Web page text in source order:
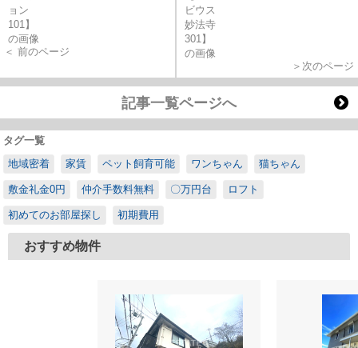
＜ 前のページ
＞次のページ
記事一覧ページへ
タグ一覧
地域密着
家賃 ペット飼育可能 ワンちゃん 猫ちゃん
敷金礼金0円 仲介手数料無料 〇万円台 ロフト
初めてのお部屋探し 初期費用
おすすめ物件